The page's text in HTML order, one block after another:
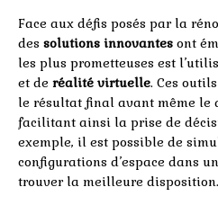
Face aux défis posés par la
des solutions innovantes ont
les plus prometteuses est
et de réalité virtuelle. Ces
le résultat final avant même le
facilitant ainsi la prise de
exemple, il est possible de
configurations d’espace dans
trouver la meilleure disposition.